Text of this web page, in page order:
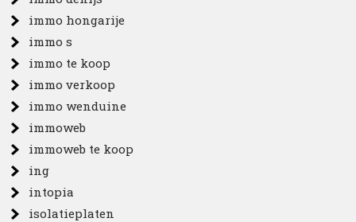
immo hongarije
immo s
immo te koop
immo verkoop
immo wenduine
immoweb
immoweb te koop
ing
intopia
isolatieplaten